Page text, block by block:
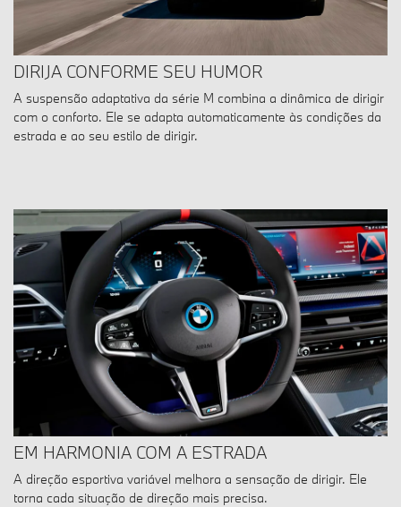
DIRIJA CONFORME SEU HUMOR
A suspensão adaptativa da série M combina a dinâmica de dirigir
com o conforto. Ele se adapta automaticamente às condições da
estrada e ao seu estilo de dirigir.
EM HARMONIA COM A ESTRADA
A direção esportiva variável melhora a sensação de dirigir. Ele
torna cada situação de direção mais precisa.